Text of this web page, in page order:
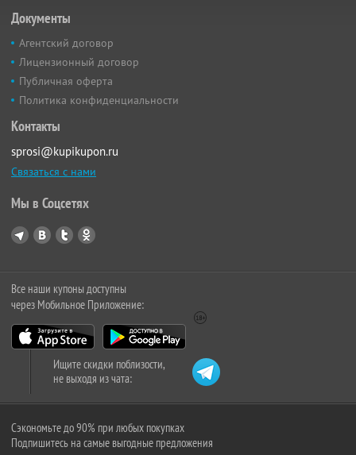
Документы
Агентский договор
Лицензионный договор
Публичная оферта
Политика конфиденциальности
Контакты
sprosi@kupikupon.ru
Связаться с нами
Мы в Соцсетях
Все наши купоны доступны
через Мобильное Приложение:
Ищите скидки поблизости,
не выходя из чата:
Сэкономьте до 90% при любых покупках
Подпишитесь на самые выгодные предложения